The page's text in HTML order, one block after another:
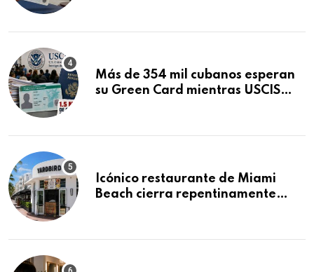
Más de 354 mil cubanos esperan
su Green Card mientras USCIS
Icónico restaurante de Miami
Beach cierra repentinamente